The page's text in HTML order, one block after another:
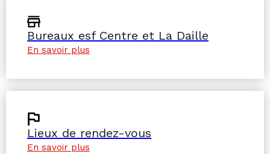
Bureaux esf Centre et La Daille
En savoir plus
Lieux de rendez-vous
En savoir plus